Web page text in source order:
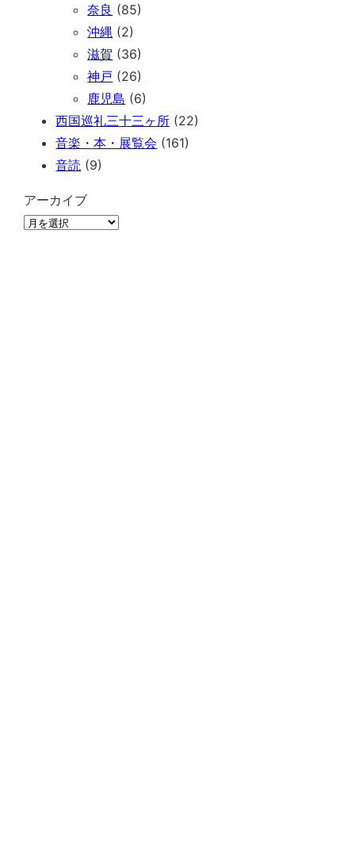
奈良 (85)
沖縄 (2)
滋賀 (36)
神戸 (26)
鹿児島 (6)
西国巡礼三十三ヶ所 (22)
音楽・本・展覧会 (161)
音読 (9)
アーカイブ